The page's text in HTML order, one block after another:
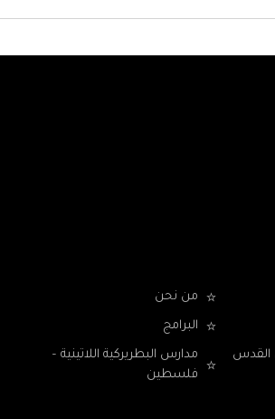
من نحن
البرامج
مدارس البطريركية اللاتينية –
فلسطين
القدس